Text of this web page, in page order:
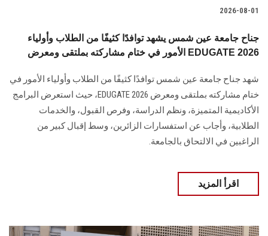
2026-08-01
جناح جامعة عين شمس يشهد توافدًا كثيفًا من الطلاب وأولياء
الأمور في ختام مشاركته بملتقى ومعرض EDUGATE 2026
شهد جناح جامعة عين شمس توافدًا كثيفًا من الطلاب وأولياء الأمور في
ختام مشاركته بملتقى ومعرض EDUGATE 2026، حيث استعرض البرامج
الأكاديمية المتميزة، ونظم الدراسة، وفرص القبول، والخدمات
الطلابية، وأجاب عن استفسارات الزائرين، وسط إقبال كبير من
الراغبين في الالتحاق بالجامعة.
اقرأ المزيد